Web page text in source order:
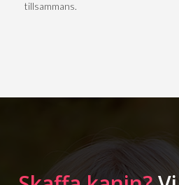
tillsammans.